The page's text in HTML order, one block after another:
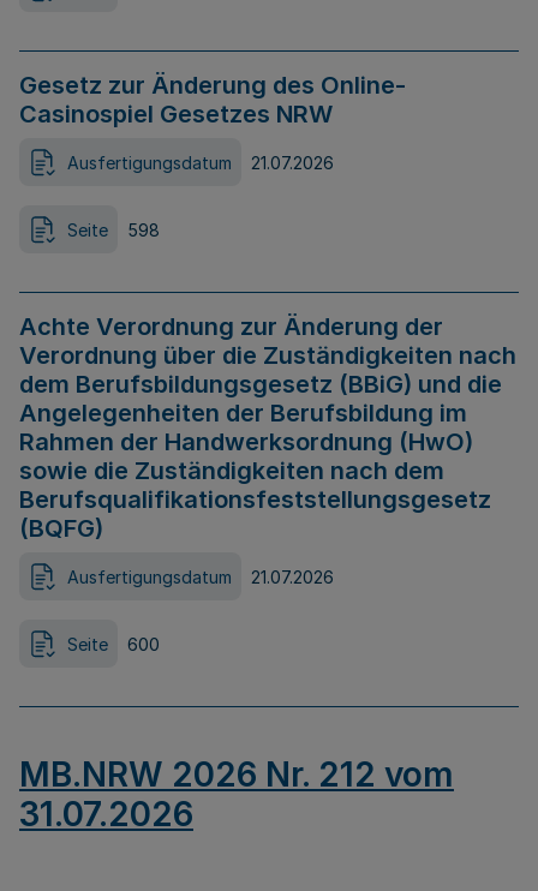
Gesetz zur Änderung des Online-
Casinospiel Gesetzes NRW
Ausfertigungsdatum 21.07.2026
Seite 598
Achte Verordnung zur Änderung der
Verordnung über die Zuständigkeiten nach
dem Berufsbildungsgesetz (BBiG) und die
Angelegenheiten der Berufsbildung im
Rahmen der Handwerksordnung (HwO)
sowie die Zuständigkeiten nach dem
Berufsqualifikationsfeststellungsgesetz
(BQFG)
Ausfertigungsdatum 21.07.2026
Seite 600
MB.NRW 2026 Nr. 212 vom
31.07.2026